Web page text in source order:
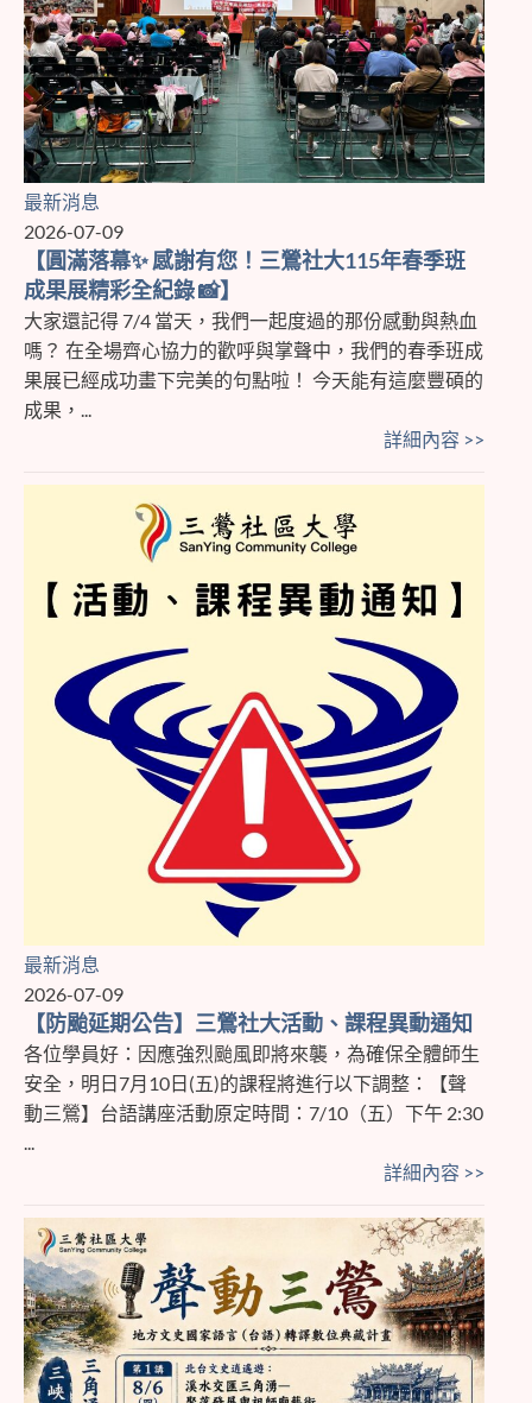
最新消息
2026-07-09
【圓滿落幕✨ 感謝有您！三鶯社大115年春季班
成果展精彩全紀錄 📸】
大家還記得 7/4 當天，我們一起度過的那份感動與熱血
嗎？ 在全場齊心協力的歡呼與掌聲中，我們的春季班成
果展已經成功畫下完美的句點啦！ 今天能有這麼豐碩的
成果，...
詳細內容 >>
最新消息
2026-07-09
【防颱延期公告】三鶯社大活動、課程異動通知
各位學員好：因應強烈颱風即將來襲，為確保全體師生
安全，明日7月10日(五)的課程將進行以下調整：【聲
動三鶯】台語講座活動原定時間：7/10（五）下午 2:30
詳細內容 >>